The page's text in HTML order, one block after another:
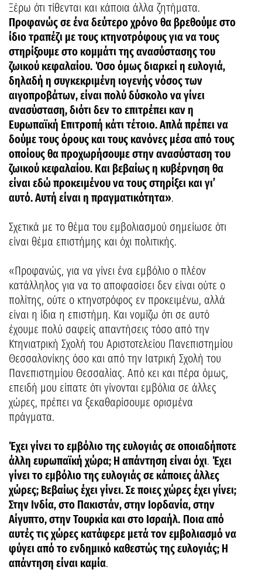
Ξέρω ότι τίθενται και κάποια άλλα ζητήματα.
Προφανώς σε ένα δεύτερο χρόνο θα βρεθούμε στο
ίδιο τραπέζι με τους κτηνοτρόφους για να τους
στηρίξουμε στο κομμάτι της ανασύστασης του
ζωικού κεφαλαίου. Όσο όμως διαρκεί η ευλογιά,
δηλαδή η συγκεκριμένη ιογενής νόσος των
αιγοπροβάτων, είναι πολύ δύσκολο να γίνει
ανασύσταση, διότι δεν το επιτρέπει καν η
Ευρωπαϊκή Επιτροπή κάτι τέτοιο. Απλά πρέπει να
δούμε τους όρους και τους κανόνες μέσα από τους
οποίους θα προχωρήσουμε στην ανασύσταση του
ζωικού κεφαλαίου. Και βεβαίως η κυβέρνηση θα
είναι εδώ προκειμένου να τους στηρίξει και γι’
αυτό. Αυτή είναι η πραγματικότητα».
Σχετικά με το θέμα του εμβολιασμού σημείωσε ότι
είναι θέμα επιστήμης και όχι πολιτικής.
«Προφανώς, για να γίνει ένα εμβόλιο ο πλέον
κατάλληλος για να το αποφασίσει δεν είναι ούτε ο
πολίτης, ούτε ο κτηνοτρόφος εν προκειμένω, αλλά
είναι η ίδια η επιστήμη. Και νομίζω ότι σε αυτό
έχουμε πολύ σαφείς απαντήσεις τόσο από την
Κτηνιατρική Σχολή του Αριστοτελείου Πανεπιστημίου
Θεσσαλονίκης όσο και από την Ιατρική Σχολή του
Πανεπιστημίου Θεσσαλίας. Από κει και πέρα όμως,
επειδή μου είπατε ότι γίνονται εμβόλια σε άλλες
χώρες, πρέπει να ξεκαθαρίσουμε ορισμένα
πράγματα.
Έχει γίνει το εμβόλιο της ευλογιάς σε οποιαδήποτε
άλλη ευρωπαϊκή χώρα; Η απάντηση είναι όχι. Έχει
γίνει το εμβόλιο της ευλογιάς σε κάποιες άλλες
χώρες; Βεβαίως έχει γίνει. Σε ποιες χώρες έχει γίνει;
Στην Ινδία, στο Πακιστάν, στην Ιορδανία, στην
Αίγυπτο, στην Τουρκία και στο Ισραήλ. Ποια από
αυτές τις χώρες κατάφερε μετά τον εμβολιασμό να
φύγει από το ενδημικό καθεστώς της ευλογιάς; Η
απάντηση είναι καμία.